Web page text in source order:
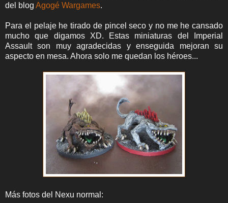
del blog Agogé Wargames.
Para el pelaje he tirado de pincel seco y no me he cansado
mucho que digamos XD. Estas miniaturas del Imperial
Assault son muy agradecidas y enseguida mejoran su
aspecto en mesa. Ahora solo me quedan los héroes...
Más fotos del Nexu normal: